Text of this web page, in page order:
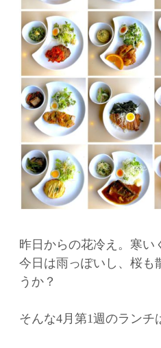
昨日からの花冷え。寒い
今日は雨っぽいし、桜も
うか？
そんな4月第1週のランチ